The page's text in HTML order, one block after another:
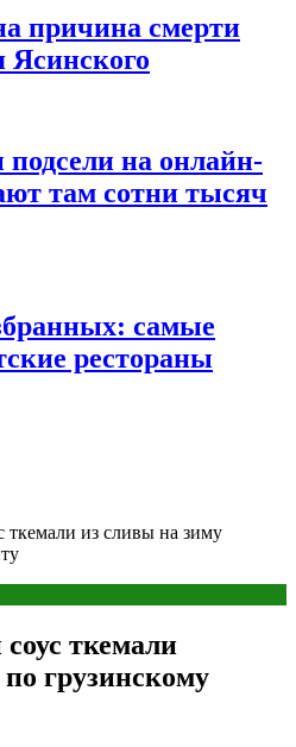
причина смерти
Ясинского
подсели на онлайн-
там сотни тысяч
самые
рестораны
ткемали из сливы на зиму
ткемали
грузинскому